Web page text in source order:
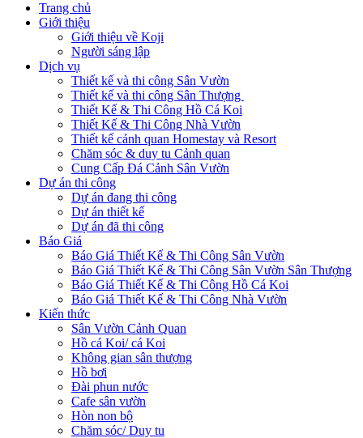
Trang chủ
Giới thiệu
Giới thiệu về Koji
Người sáng lập
Dịch vụ
Thiết kế và thi công Sân Vườn
Thiết kế và thi công Sân Thượng
Thiết Kế & Thi Công Hồ Cá Koi
Thiết Kế & Thi Công Nhà Vườn
Thiết kế cảnh quan Homestay và Resort
Chăm sóc & duy tu Cảnh quan
Cung Cấp Đá Cảnh Sân Vườn
Dự án thi công
Dự án đang thi công
Dự án thiết kế
Dự án đã thi công
Báo Giá
Báo Giá Thiết Kế & Thi Công Sân Vườn
Báo Giá Thiết Kế & Thi Công Sân Vườn Sân Thượng
Báo Giá Thiết Kế & Thi Công Hồ Cá Koi
Báo Giá Thiết Kế & Thi Công Nhà Vườn
Kiến thức
Sân Vườn Cảnh Quan
Hồ cá Koi/ cá Koi
Không gian sân thượng
Hồ bơi
Đài phun nước
Cafe sân vườn
Hòn non bộ
Chăm sóc/ Duy tu